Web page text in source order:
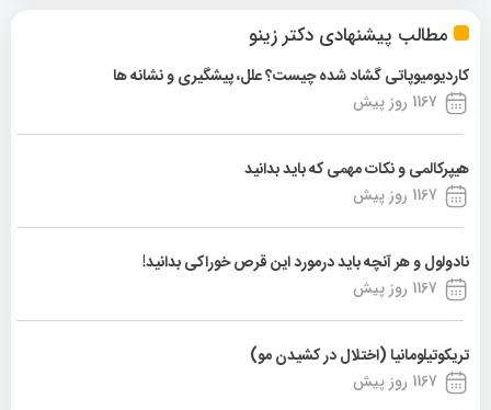
مطالب پیشنهادی دکتر زینو
کاردیومیوپاتی گشاد شده چیست؟ علل، پیشگیری و نشانه ها
1167 روز پیش
هیپرکالمی و نکات مهمی که باید بدانید
1167 روز پیش
نادولول و هر آنچه باید درمورد این قرص خوراکی بدانید!
1167 روز پیش
تریکوتیلومانیا (اختلال در کشیدن مو)
1167 روز پیش